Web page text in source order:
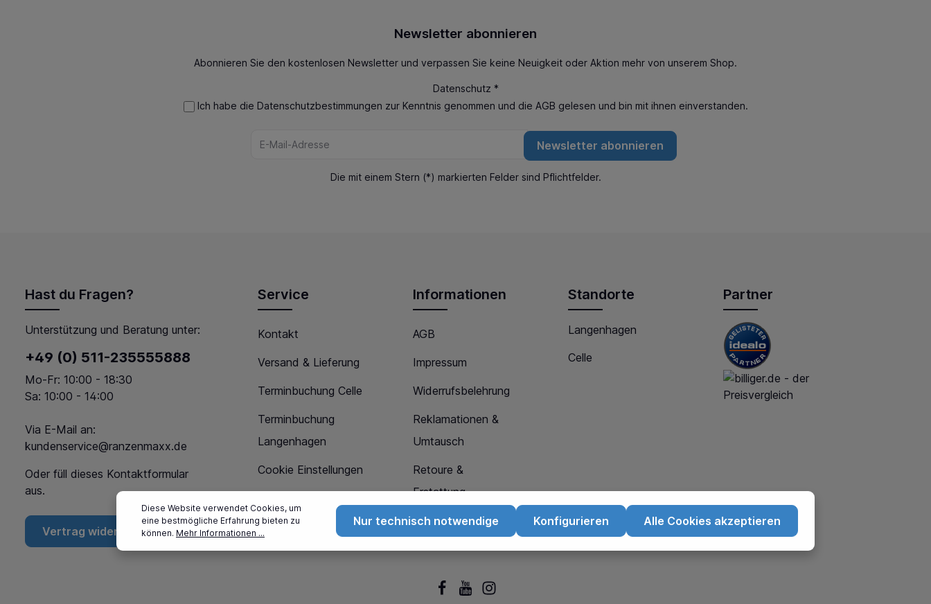
Newsletter abonnieren
Abonnieren Sie den kostenlosen Newsletter und verpassen Sie keine Neuigkeit oder Aktion mehr von unserem Shop.
Datenschutz *
Ich habe die Datenschutzbestimmungen zur Kenntnis genommen und die AGB gelesen und bin mit ihnen einverstanden.
Newsletter abonnieren
Die mit einem Stern (*) markierten Felder sind Pflichtfelder.
Partner
Standorte
Langenhagen
Celle
Hast du Fragen?
Unterstützung und Beratung unter:
+49 (0) 511-235555888
Mo-Fr: 10:00 - 18:30
Sa: 10:00 - 14:00
Via E-Mail an:
kundenservice@ranzenmaxx.de
Oder füll dieses Kontaktformular
aus.
Vertrag widerrufen
Service
Kontakt
Versand & Lieferung
Terminbuchung Celle
Terminbuchung
Langenhagen
Cookie Einstellungen
Informationen
AGB
Impressum
Widerrufsbelehrung
Reklamationen &
Umtausch
Retoure &
Erstattung
Datenschutz
Diese Website verwendet Cookies, um
eine bestmögliche Erfahrung bieten zu
können. Mehr Informationen ...
Nur technisch notwendige Konfigurieren Alle Cookies akzeptieren